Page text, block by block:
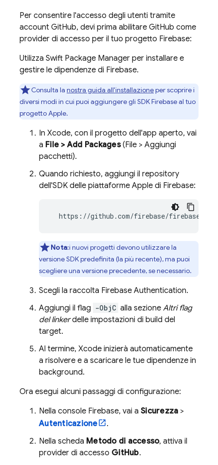
Per consentire l'accesso degli utenti tramite
account GitHub, devi prima abilitare GitHub come
provider di accesso per il tuo progetto Firebase:
Utilizza Swift Package Manager per installare e
gestire le dipendenze di Firebase.
Consulta la nostra guida all'installazioneper scoprire i
diversi modi in cui puoi aggiungere gli SDK Firebase al tuo
progetto Apple.
In Xcode, con il progetto dell'app aperto, vai
a File > Add Packages(File > Aggiungi
pacchetti).
Quando richiesto, aggiungi il repository
dell'SDK delle piattaforme Apple di Firebase:
https://github.com/firebase/firebase-
Nota:i nuovi progetti devono utilizzare la
versione SDK predefinita (la più recente), ma puoi
scegliere una versione precedente, se necessario.
Scegli la raccolta Firebase Authentication.
Aggiungi il flag -ObjC alla sezione Altri flag
del linkerdelle impostazioni di build del
target.
Al termine, Xcode inizierà automaticamente
a risolvere e a scaricare le tue dipendenze in
background.
Ora esegui alcuni passaggi di configurazione:
Nella console Firebase, vai a Sicurezza >
Autenticazione
.
Nella scheda Metodo di accesso, attiva il
provider di accesso GitHub.